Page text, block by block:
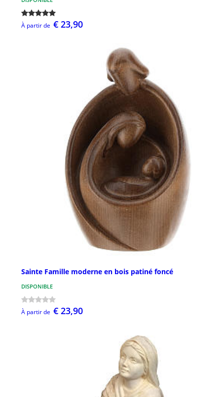
À partir de € 23,90
Sainte Famille moderne en bois patiné foncé
DISPONIBLE
À partir de € 23,90